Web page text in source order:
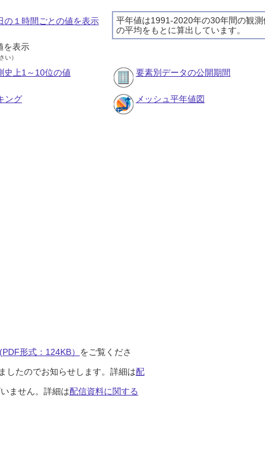
平年値は1991-2020年の30年間の観測
の平均をもとに算出しています。
の１時間ごとの値を表示
を表示
い）
史上1～10位の値 要素別データの公開期間
ング メッシュ平年値図
形式：124KB） をご覧くださ
したのでお知らせします。詳細は配
ません。詳細は配信資料に関する